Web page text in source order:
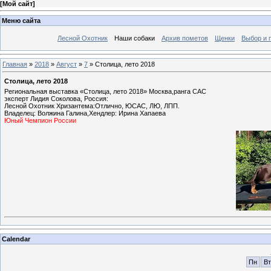
[Мой сайт]
Меню сайта
Лесной Охотник Наши собаки Архив пометов Щенки Выбор и
Главная » 2018 » Август » 7 » Столица, лето 2018
Столица, лето 2018
Региональная выставка «Столица, лето 2018» Москва,ранга САС
эксперт Лидия Соколова, Россия:
Лесной Охотник Хризантема:Отлично, ЮСАС, ЛЮ, ЛПП.
Владелец: Волжина Галина,Хендлер: Ирина Хапаева
Юный Чемпион России
Calendar
Пн
Вт